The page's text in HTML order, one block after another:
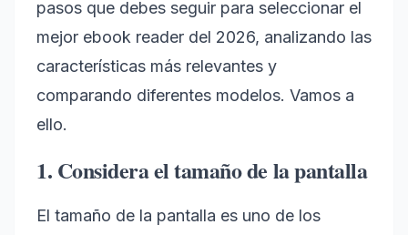
pasos que debes seguir para seleccionar el
mejor ebook reader del 2026, analizando las
características más relevantes y
comparando diferentes modelos. Vamos a
ello.
1. Considera el tamaño de la pantalla
El tamaño de la pantalla es uno de los